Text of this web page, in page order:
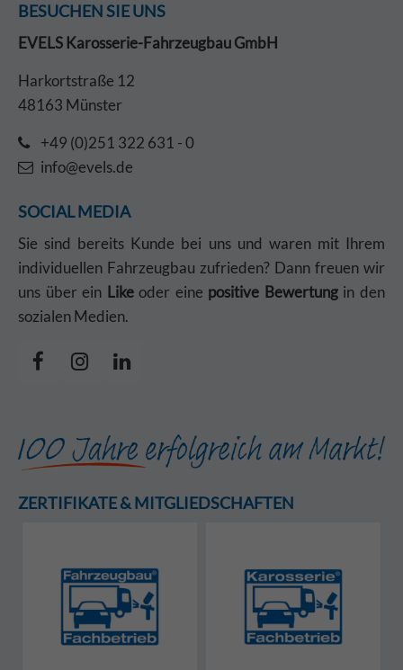
BESUCHEN SIE UNS
EVELS Karosserie-Fahrzeugbau GmbH
Harkortstraße 12
48163 Münster
+49 (0)251 322 631 - 0
info@evels.de
SOCIAL MEDIA
Sie sind bereits Kunde bei uns und waren mit Ihrem
individuellen Fahrzeugbau zufrieden? Dann freuen wir
uns über ein Likeoder eine positive Bewertungin den
sozialen Medien.
ZERTIFIKATE & MITGLIEDSCHAFTEN